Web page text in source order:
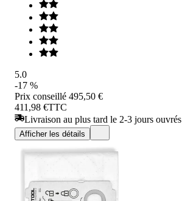
5.0
-17 %
Prix conseillé 495,50 €
411,98 €TTC
Livraison au plus tard le 2-3 jours ouvrés
Afficher les détails